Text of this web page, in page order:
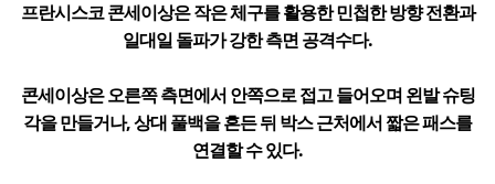
프란시스코 콘세이상은 작은 체구를 활용한 민첩한 방향 전환과
일대일 돌파가 강한 측면 공격수다.
콘세이상은 오른쪽 측면에서 안쪽으로 접고 들어오며 왼발 슈팅
각을 만들거나, 상대 풀백을 흔든 뒤 박스 근처에서 짧은 패스를
연결할 수 있다.